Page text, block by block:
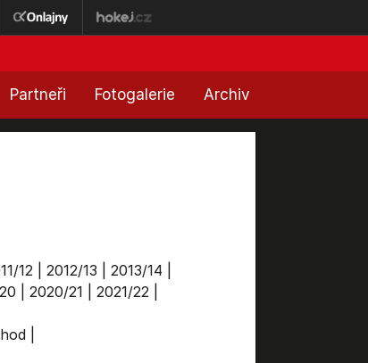
Partneři Fotogalerie Archiv
12| 2012/13 2013/14
2020/21 2021/22|
|